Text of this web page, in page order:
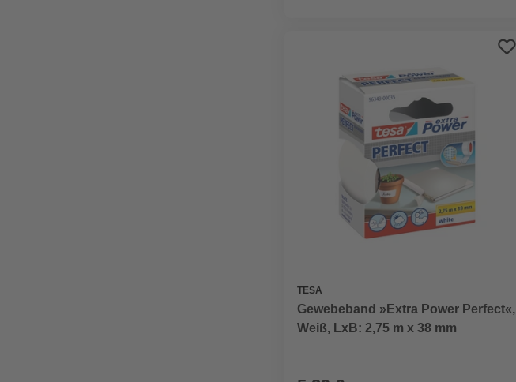
TESA
Gewebeband »Extra Power Perfect«,
Weiß, LxB: 2,75 m x 38 mm